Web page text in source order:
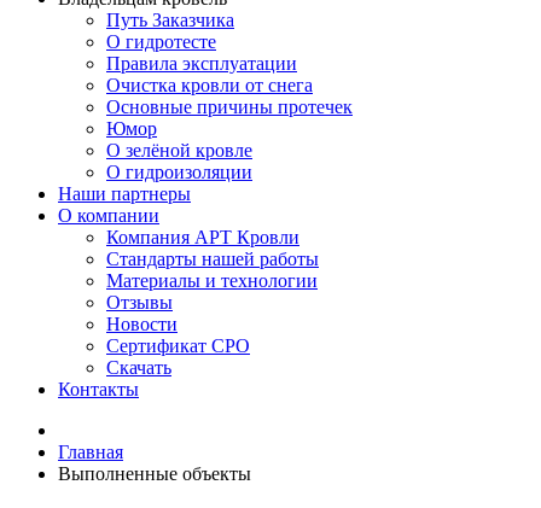
Путь Заказчика
О гидротесте
Правила эксплуатации
Очистка кровли от снега
Основные причины протечек
Юмор
О зелёной кровле
О гидроизоляции
Наши партнеры
О компании
Компания АРТ Кровли
Стандарты нашей работы
Материалы и технологии
Отзывы
Новости
Сертификат СРО
Скачать
Контакты
Главная
Выполненные объекты